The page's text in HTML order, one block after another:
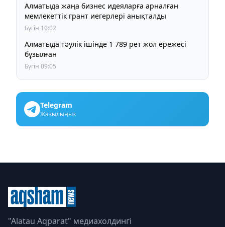
Алматыда жаңа бизнес идеяларға арналған
мемлекеттік грант иегерлері анықталды
Бүгін 10:02
Алматыда тәулік ішінде 1 789 рет жол ережесі
бұзылған
Бүгін 09:05
Telegram
Жазылыңыз
"Alatau Aqparat" медиахолдингі